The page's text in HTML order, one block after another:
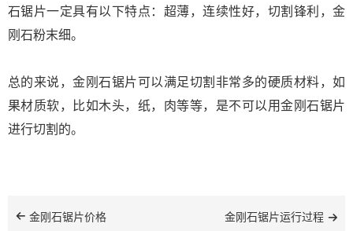
石锯片一定具有以下特点：超薄，连续性好，切割锋利，金
刚石粉末细。
总的来说，金刚石锯片可以满足切割非常多的硬质材料，如
果材质软，比如木头，纸，肉等等，是不可以用金刚石锯片
进行切割的。
金刚石锯片价格 金刚石锯片运行过程